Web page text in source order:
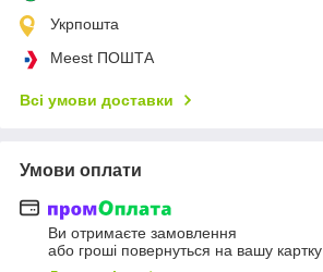
Укрпошта
Meest ПОШТА
Всі умови доставки
Умови оплати
Ви отримаєте замовлення
або гроші повернуться на вашу картку